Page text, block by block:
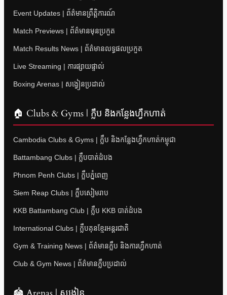
Event Updates | ព័ត៌មានព្រឹត្តិការណ៍
Match Previews | ព័ត៌មានមុនប្រកួត
Match Results News | ព័ត៌មានលទ្ធផលប្រកួត
Live Streaming | ការផ្សាយផ្ទាល់
Boxing Arenas | សង្វៀនប្រដាល់
🏠 Clubs & Gyms | ក្លឹប និងកន្លែងហ្វឹកហាត់
Cambodia Clubs & Gyms | ក្លឹប និងកន្លែងហ្វឹកហាត់កម្ពុជា
Battambang Clubs | ក្លឹបបាត់ដំបង
Phnom Penh Clubs | ក្លឹបភ្នំពេញ
Siem Reap Clubs | ក្លឹបសៀមរាប
KKB Battambang Club | ក្លឹប KKB បាត់ដំបង
International Clubs | ក្លឹបគុនខ្មែរអន្តរជាតិ
Gym & Training News | ព័ត៌មានក្លឹប និងការហ្វឹកហាត់
Club & Gym News | ព័ត៌មានក្លឹបប្រដាល់